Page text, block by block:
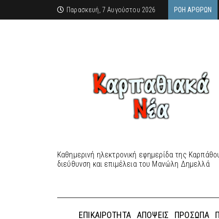
Παρασκευή, 7 Αυγούστου 2026 ΡΟΉ ΆΡΘΡΩΝ
Καθημερινή ηλεκτρονική εφημερίδα της
διεύθυνση και επιμέλεια του Μανώλη Δημελλά
ΕΠΙΚΑΙΡΌΤΗΤΑ ΑΠΌΨΕΙΣ ΠΡΌΣΩΠΑ